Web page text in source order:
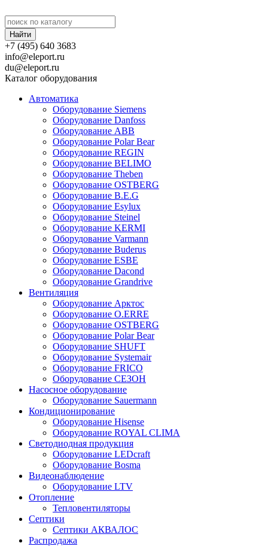
+7 (495) 640 3683
info@eleport.ru
du@eleport.ru
Каталог оборудования
Автоматика
Оборудование Siemens
Оборудование Danfoss
Оборудование ABB
Оборудование Polar Bear
Оборудование REGIN
Оборудование BELIMO
Оборудование Theben
Оборудование OSTBERG
Оборудование B.E.G
Оборудование Esylux
Оборудование Steinel
Оборудование KERMI
Оборудование Varmann
Оборудование Buderus
Оборудование ESBE
Оборудование Dacond
Оборудование Grandrive
Вентиляция
Оборудование Арктос
Оборудование O.ERRE
Оборудование OSTBERG
Оборудование Polar Bear
Оборудование SHUFT
Оборудование Systemair
Оборудование FRICO
Оборудование СЕЗОН
Насосное оборудование
Оборудование Sauermann
Кондиционирование
Оборудование Hisense
Оборудование ROYAL CLIMA
Светодиодная продукция
Оборудование LEDcraft
Оборудование Bosma
Видеонаблюдение
Оборудование LTV
Отопление
Тепловентиляторы
Септики
Септики АКВАЛОС
Распродажа